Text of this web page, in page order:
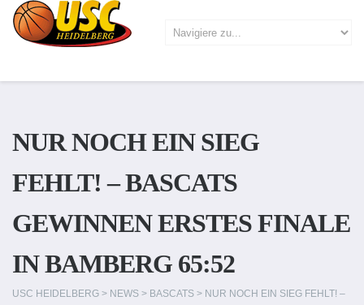
NUR NOCH EIN SIEG
FEHLT! – BASCATS
GEWINNEN ERSTES FINALE
IN BAMBERG 65:52
USC HEIDELBERG > NEWS > BASCATS > NUR NOCH EIN SIEG FEHLT! –